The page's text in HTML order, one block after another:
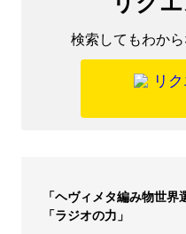
検索してもわから
「ヘヴィメタ編み物世
「ラジオの力」